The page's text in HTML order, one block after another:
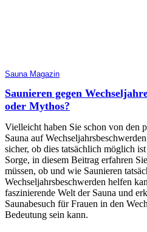
Sauna Magazin
Saunieren gegen
oder Mythos?
Vielleicht haben Sie schon von den
Sauna auf
sicher, ob dies tatsächlich möglich
Sorge, in diesem Beitrag erfahren
müssen, ob und wie Saunieren
Wechseljahrsbeschwerden helfen
faszinierende Welt der Sauna und
Saunabesuch für Frauen in den
Bedeutung sein kann.